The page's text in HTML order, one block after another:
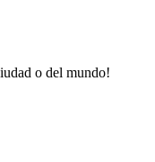
o del mundo!